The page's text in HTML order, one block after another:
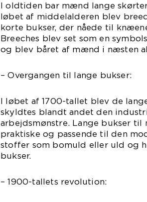
I oldtiden bar mænd lange
løbet af middelalderen blev
korte bukser, der nåede til
Breeches blev set som en
og blev båret af mænd i næsten
– Overgangen til lange bukser:
I løbet af 1700-tallet blev de
skyldtes blandt andet den
arbejdsmønstre. Lange bukser
praktiske og passende til den
stoffer som bomuld eller uld og
bukser.
– 1900-tallets revolution: